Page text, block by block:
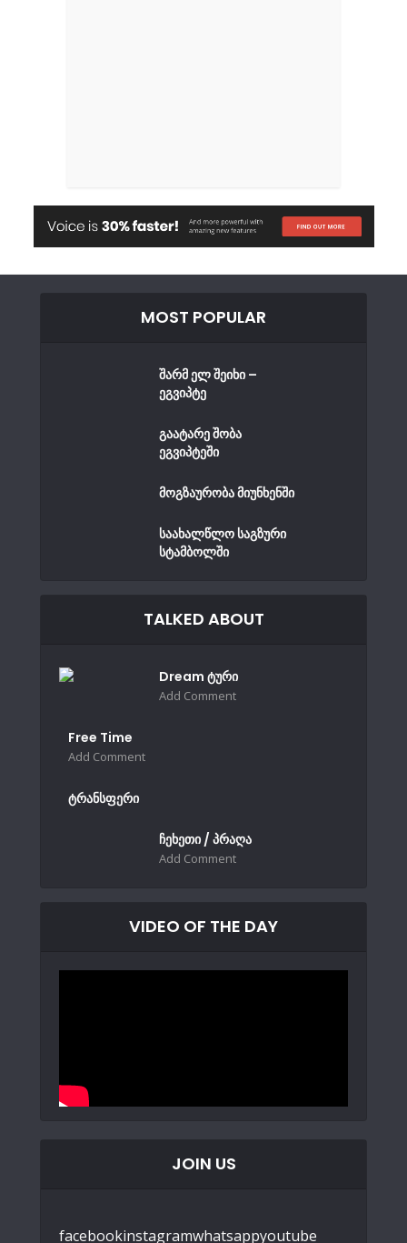
MOST POPULAR
შარმ ელ შეიხი –
ეგვიპტე
გაატარე შობა
ეგვიპტეში
მოგზაურობა მიუნხენში
საახალწლო საგზური
სტამბოლში
TALKED ABOUT
Dream ტური
Add Comment
Free Time
Add Comment
ტრანსფერი
ჩეხეთი / პრაღა
Add Comment
VIDEO OF THE DAY
JOIN US
facebookinstagramwhatsappyoutube